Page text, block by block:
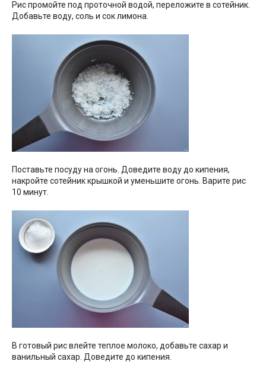
Рис промойте под проточной водой, переложите в сотейник.
Добавьте воду, соль и сок лимона.
Поставьте посуду на огонь. Доведите воду до кипения,
накройте сотейник крышкой и уменьшите огонь. Варите рис
10 минут.
В готовый рис влейте теплое молоко, добавьте сахар и
ванильный сахар. Доведите до кипения.